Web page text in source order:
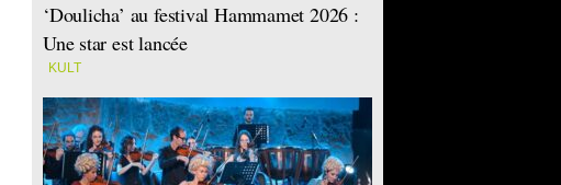
‘Doulicha’ au festival Hammamet 2026 :
Une star est lancée
KULT